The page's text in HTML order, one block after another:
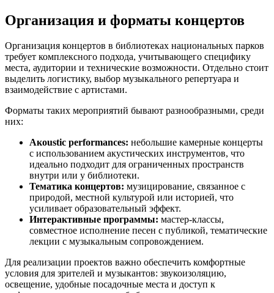
Организация и форматы концертов
Организация концертов в библиотеках национальных парков
требует комплексного подхода, учитывающего специфику
места, аудитории и технические возможности. Отдельно стоит
выделить логистику, выбор музыкального репертуара и
взаимодействие с артистами.
Форматы таких мероприятий бывают разнообразными, среди
них:
Акoustic performances: небольшие камерные концерты
с использованием акустических инструментов, что
идеально подходит для ограниченных пространств
внутри или у библиотеки.
Тематика концертов: музицирование, связанное с
природой, местной культурой или историей, что
усиливает образовательный эффект.
Интерактивные программы: мастер-классы,
совместное исполнение песен с публикой, тематические
лекции с музыкальным сопровождением.
Для реализации проектов важно обеспечить комфортные
условия для зрителей и музыкантов: звукоизоляцию,
освещение, удобные посадочные места и доступ к